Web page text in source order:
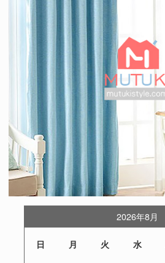
2026年8月
日 月 火 水